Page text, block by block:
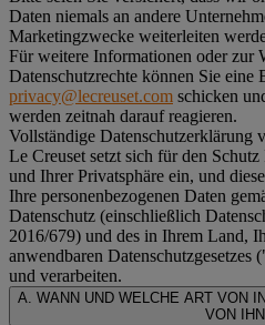
Daten niemals an andere
Marketingzwecke weiterleiten
Für weitere Informationen oder zur
Datenschutzrechte können Sie eine
privacy@lecreuset.com schicken
werden zeitnah darauf reagieren.
Vollständige Datenschutzerklärung
Le Creuset setzt sich für den
und Ihrer Privatsphäre ein, und
Ihre personenbezogenen Daten
Datenschutz (einschließlich
2016/679) und des in Ihrem Land,
anwendbaren Datenschutzgesetzes
und verarbeiten.
A. WANN UND WELCHE ART VON
VON